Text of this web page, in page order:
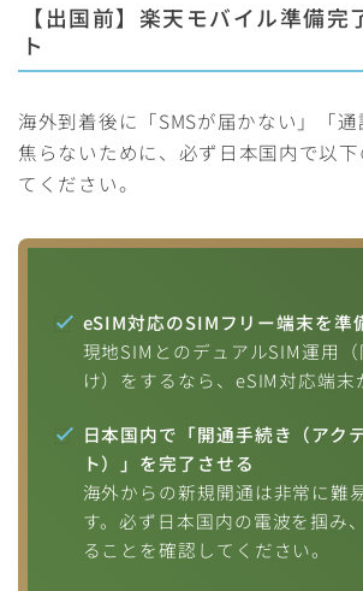
【出国前】楽天モバイル準備完
ト
海外到着後に「SMSが届かない」「
焦らないために、必ず日本国内で以
てください。
eSIM対応のSIMフリー端末を準
現地SIMとのデュアルSIM運用
け）をするなら、eSIM対応端末
日本国内で「開通手続き（アク
ト）」を完了させる
海外からの新規開通は非常に難
す。必ず日本国内の電波を掴み
ることを確認してください。